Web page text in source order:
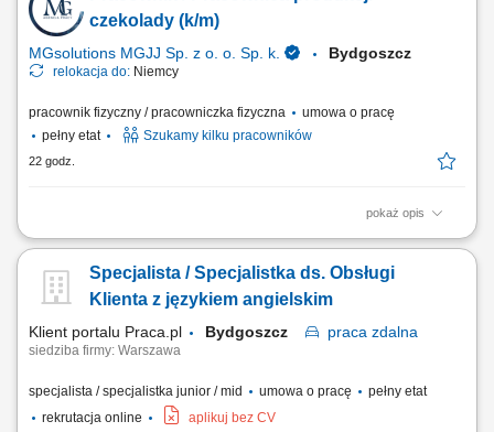
współpraca z brygadą budowlaną przy realizacji inwestycji, kontrola
stanu technicznego...
czekolady (k/m)
MGsolutions MGJJ Sp. z o. o. Sp. k. Bydgoszcz
relokacja do: Niemcy
pracownik fizyczny / pracowniczka fizyczna
umowa o pracę
pełny etat
Szukamy kilku pracowników
22 godz.
pokaż opis
Opis stanowiska: Pakowanie i układanie wyrobów czekoladowych oraz
gotowych wyrobów;Specjalista / Specjalistka ds. Obsługi
Klienta z językiem angielskim
Klient portalu Praca.pl Bydgoszcz praca zdalna
siedziba firmy: Warszawa
specjalista / specjalistka junior / mid umowa o pracę
pełny etat
rekrutacja online
aplikuj bez CV